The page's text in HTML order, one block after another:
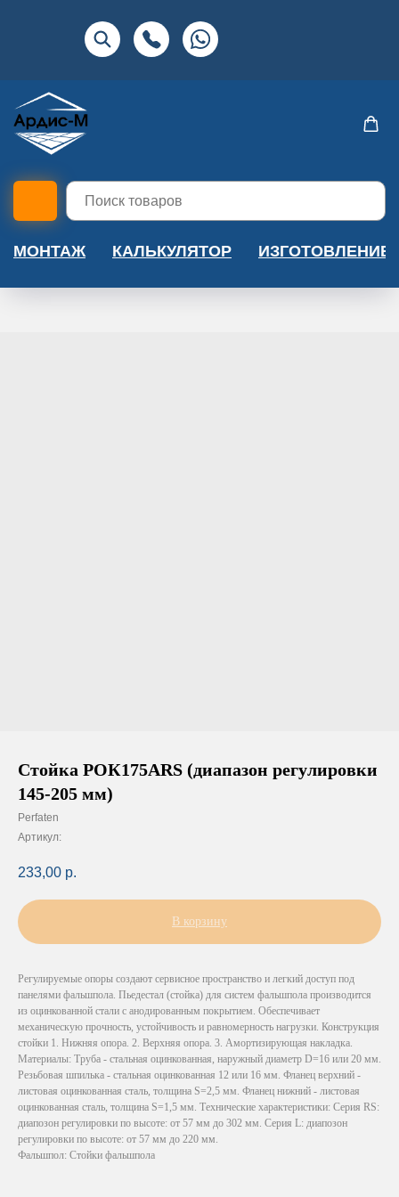
МОНТАЖ КАЛЬКУЛЯТОР ИЗГОТОВЛЕНИЕ
Стойка РОК175АRS (диапазон регулировки
145-205 мм)
Perfaten
Артикул:
233,00 р.
В корзину
Регулируемые опоры создают сервисное пространство и легкий доступ под
панелями фальшпола. Пьедестал (стойка) для систем фальшпола производится
из оцинкованной стали с анодированным покрытием. Обеспечивает
механическую прочность, устойчивость и равномерность нагрузки. Конструкция
стойки 1. Нижняя опора. 2. Верхняя опора. 3. Амортизирующая накладка.
Материалы: Труба - стальная оцинкованная, наружный диаметр D=16 или 20 мм.
Резьбовая шпилька - стальная оцинкованная 12 или 16 мм. Фланец верхний -
листовая оцинкованная сталь, толщина S=2,5 мм. Фланец нижний - листовая
оцинкованная сталь, толщина S=1,5 мм. Технические характеристики: Серия RS:
диапозон регулировки по высоте: от 57 мм до 302 мм. Серия L: диапозон
регулировки по высоте: от 57 мм до 220 мм.
Фальшпол: Стойки фальшпола